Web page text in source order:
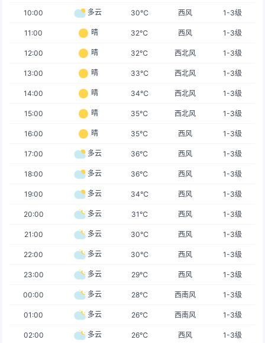
10:00 多云 30℃ 西风 1-3级
11:00 晴 32℃ 西风 1-3级
12:00 晴 32℃ 西北风 1-3级
13:00 晴 33℃ 西北风 1-3级
14:00 晴 34℃ 西北风 1-3级
15:00 晴 35℃ 西北风 1-3级
16:00 晴 35℃ 西风 1-3级
17:00 多云 36℃ 西风 1-3级
18:00 多云 36℃ 西风 1-3级
19:00 多云 34℃ 西风 1-3级
20:00 多云 31℃ 西风 1-3级
21:00 多云 30℃ 西风 1-3级
22:00 多云 30℃ 西风 1-3级
23:00 多云 29℃ 西风 1-3级
00:00 多云 28℃ 西南风 1-3级
01:00 多云 26℃ 西南风 1-3级
02:00 多云 26℃ 西风 1-3级